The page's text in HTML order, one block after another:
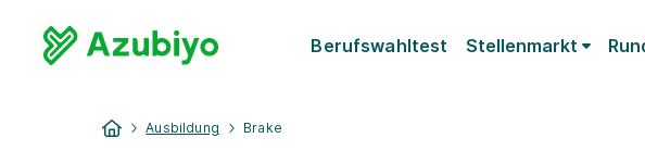
Berufswahltest Stellenmarkt
Ausbildung Brake